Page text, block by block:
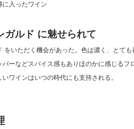
に入ったワイン
ガルド に魅せられて
をいただく機会があった。色は濃く、とて
ーなどスパイス感もありほのかに感じるフ
ワインはいつの時代にも支持される。